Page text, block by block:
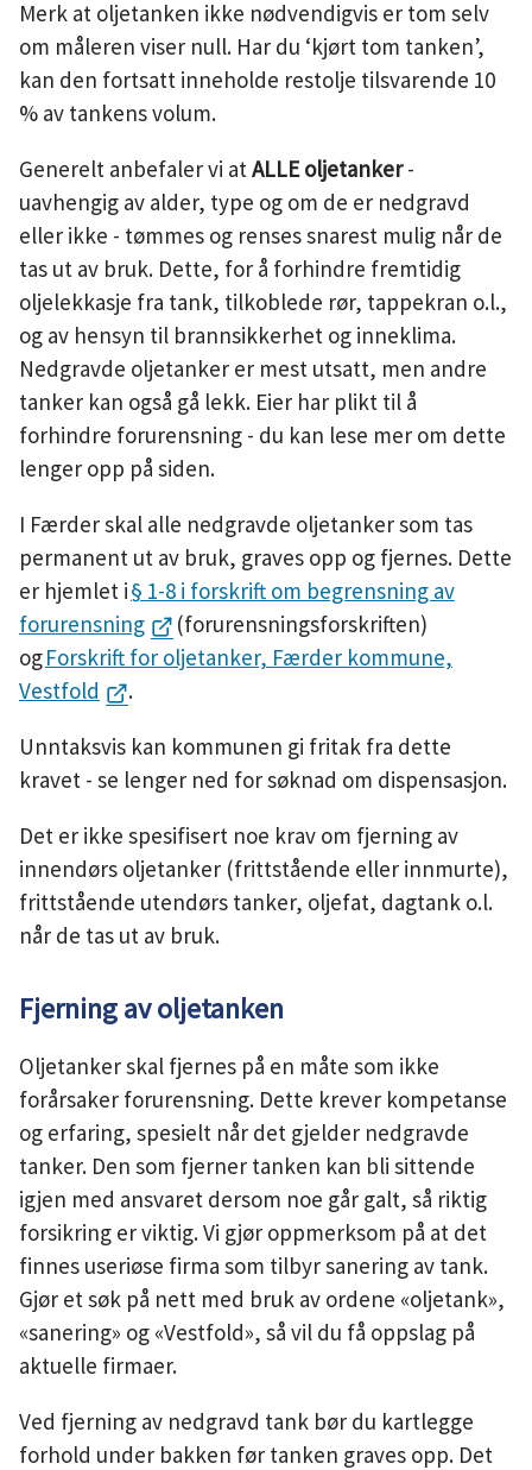
Merk at oljetanken ikke nødvendigvis er tom selv
om måleren viser null. Har du ‘kjørt tom tanken’,
kan den fortsatt inneholde restolje tilsvarende 10
% av tankens volum.
Generelt anbefaler vi at ALLE oljetanker-
uavhengig av alder, type og om de er nedgravd
eller ikke - tømmes og renses snarest mulig når de
tas ut av bruk. Dette, for å forhindre fremtidig
oljelekkasje fra tank, tilkoblede rør, tappekran o.l.,
og av hensyn til brannsikkerhet og inneklima.
Nedgravde oljetanker er mest utsatt, men andre
tanker kan også gå lekk. Eier har plikt til å
forhindre forurensning - du kan lese mer om dette
lenger opp på siden.
I Færder skal alle nedgravde oljetanker som tas
permanent ut av bruk, graves opp og fjernes. Dette
er hjemlet i§ 1-8 i forskrift om begrensning av
forurensning
(forurensningsforskriften)
ogForskrift for oljetanker, Færder kommune,
Vestfold
.
Unntaksvis kan kommunen gi fritak fra dette
kravet - se lenger ned for søknad om dispensasjon.
Det er ikke spesifisert noe krav om fjerning av
innendørs oljetanker (frittstående eller innmurte),
frittstående utendørs tanker, oljefat, dagtank o.l.
når de tas ut av bruk.
Fjerning av oljetanken
Oljetanker skal fjernes på en måte som ikke
forårsaker forurensning. Dette krever kompetanse
og erfaring, spesielt når det gjelder nedgravde
tanker. Den som fjerner tanken kan bli sittende
igjen med ansvaret dersom noe går galt, så riktig
forsikring er viktig. Vi gjør oppmerksom på at det
finnes useriøse firma som tilbyr sanering av tank.
Gjør et søk på nett med bruk av ordene «oljetank»,
«sanering» og «Vestfold», så vil du få oppslag på
aktuelle firmaer.
Ved fjerning av nedgravd tank bør du kartlegge
forhold under bakken før tanken graves opp. Det